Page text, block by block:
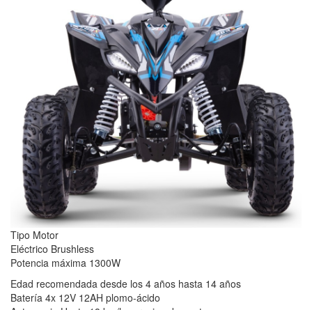
Tipo Motor
Eléctrico Brushless
Potencia máxima 1300W
Edad recomendada desde los 4 años hasta 14 años
Batería 4x 12V 12AH plomo-ácido